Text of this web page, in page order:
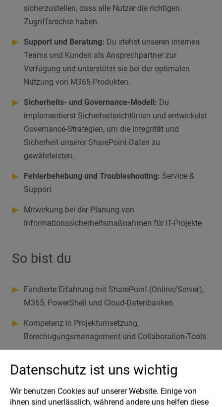
sicherzustellen, dass alle Nutzer die richtigen
Zugriffsrechte haben.
▶ Support und Beratung: Du stehst unseren internen
Teams und Kunden als Ansprechpartner zur
Verfügung und unterstützt sie bei der optimalen
Nutzung von M365 Produkten.
▶ Sicherheits- und Governance-Modell: Du
implementierst Sicherheitsrichtlinien und entwickelst
Governance-Strategien, um die Integrität und
Sicherheit unserer SharePoint-Daten zu
gewährleisten.
▶ Fehlerbehebung und Troubleshooting: Service &
Support
▶
Mitwirkung bei der Planung von
Informationssicherheitsmaßnahmen für IT-Projekte
So bist du
▶
Fundierte Erfahrung mit SharePoint (Online/Server),
M365, PowerShell und Cloud-Datenbanken
▶
Kompetenz in Projektumsetzung,
Berechtigungsmanagement und Collaboration-Tools
Teamfähigkeit sowie Stressresistenz
▶
Hohes technisches Verständnis und Lernbereitschaft
(Fokus IT-Security)
Datenschutz ist uns wichtig
Wir benutzen Cookies auf unserer Website. Einige von
ihnen sind unerlässlich, während andere uns helfen diese